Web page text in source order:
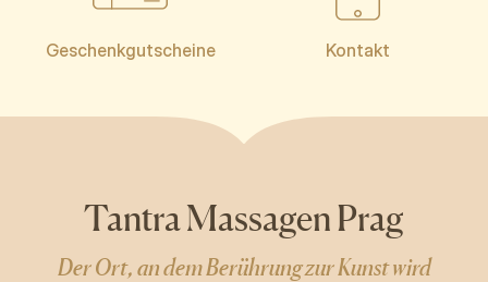
Geschenkgutscheine Kontakt
Tantra Massagen Prag
Der Ort, an dem Berührung zur Kunst wird